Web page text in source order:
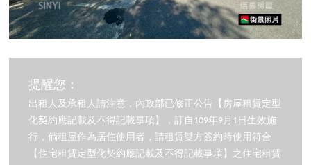
提醒您：
出租人及承租人請注意，內政部已修正公告【房屋租賃定型
化契約應記載及不得記載事項】，訂自109年9月1日生效施
行，倘租屋作為居住使用者，請租賃雙方簽約時使用符合
【住宅租賃定型化契約應記載及不得記載事項】之住宅租賃